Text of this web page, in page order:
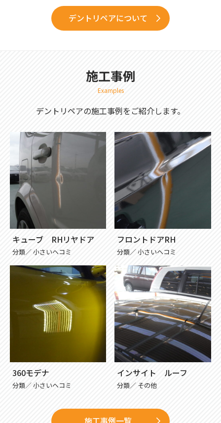
デントリペアについて
施工事例
Examples
デントリペアの施工事例をご紹介します。
キューブ RHリヤドア
分類／小さいヘコミ
フロントドアRH
分類／小さいヘコミ
360モデナ
分類／小さいヘコミ
インサイト ルーフ
分類／ その他
施工事例一覧